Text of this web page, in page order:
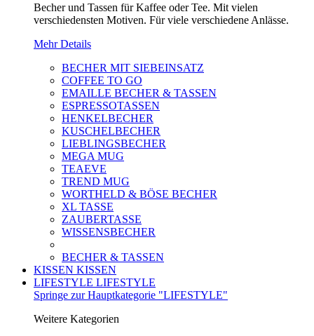
Becher und Tassen für Kaffee oder Tee. Mit vielen
verschiedensten Motiven. Für viele verschiedene Anlässe.
Mehr Details
BECHER MIT SIEBEINSATZ
COFFEE TO GO
EMAILLE BECHER & TASSEN
ESPRESSOTASSEN
HENKELBECHER
KUSCHELBECHER
LIEBLINGSBECHER
MEGA MUG
TEAEVE
TREND MUG
WORTHELD & BÖSE BECHER
XL TASSE
ZAUBERTASSE
WISSENSBECHER
BECHER & TASSEN
KISSEN KISSEN
LIFESTYLE LIFESTYLE
Springe zur Hauptkategorie "LIFESTYLE"
Weitere Kategorien